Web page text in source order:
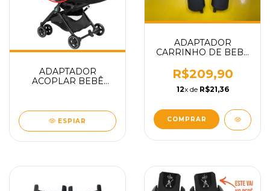
ADAPTADOR
ACOPLAR BEBÊ
DE BEBÊ LARA 2 II
MAXI-COSI PEÇA
REPOSIÇÃO
ESPIAR
ADAPTADOR
CARRINHO DE BEBÊ
ENCAIXA ACOPLAR
BEBÊ CONFORTO
CITI MAXI-COSI PEÇA
R$209,90
12x de R$21,36
COMPRAR